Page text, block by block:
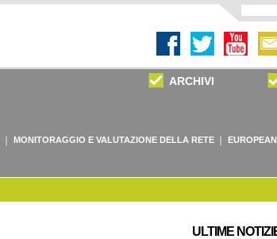
ARCHIVI
MONITORAGGIO E VALUTAZIONE DELLA RETE
ULTIME